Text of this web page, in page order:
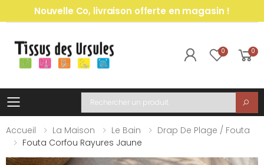
Nouvelle Co, livraison offerte en magasin !
0 0
Toggle mobile menu
Recherche
Accueil
La Maison Le Bain
Drap De Plage / Fouta
Fouta Corfou Rayures Jaune